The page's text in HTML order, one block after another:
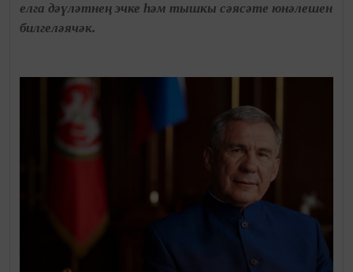
елга дәүләтнең эчке һәм тышкы сәясәте юнәлешен
билгеләячәк.